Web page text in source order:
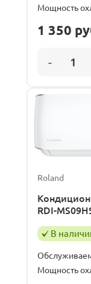
Мощность
1 350
Roland
RDI-
В
Мощность